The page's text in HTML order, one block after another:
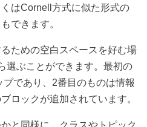
はCornell 方式に似た形式の
できます。
ための空白スペースを好む場
選ぶことができます。最初の
であり、 2番目のものは情報
ロックが追加されています。
と同様に、クラスやトピック